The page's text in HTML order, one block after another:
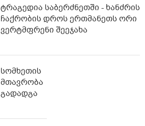
ტრაგედია საბერძნეთში - ხანძრის
ჩაქრობის დროს ერთმანეთს ორი
ვერტმფრენი შეეჯახა
სომხეთის
მთავრობა
გადადგა